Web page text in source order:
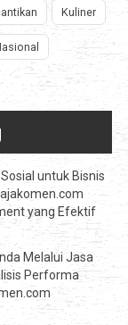
Kuliner
untuk Bisnis
yang Efektif
Melalui Jasa
Performa